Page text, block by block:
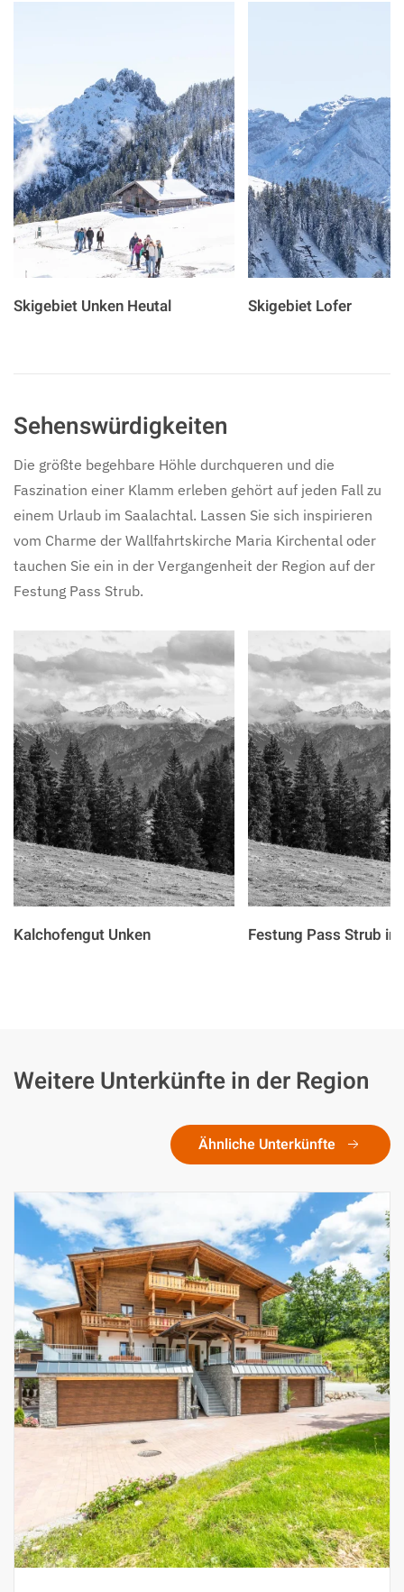
Skigebiet Unken Heutal Skigebiet Lofer
Sehenswürdigkeiten
Die größte begehbare Höhle durchqueren und die
Faszination einer Klamm erleben gehört auf jeden Fall zu
einem Urlaub im Saalachtal. Lassen Sie sich inspirieren
vom Charme der Wallfahrtskirche Maria Kirchental oder
tauchen Sie ein in der Vergangenheit der Region auf der
Festung Pass Strub.
Kalchofengut Unken Festung Pass Strub in
Weitere Unterkünfte in der Region
Ähnliche Unterkünfte